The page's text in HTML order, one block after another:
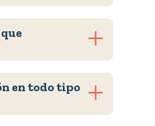
en todo tipo